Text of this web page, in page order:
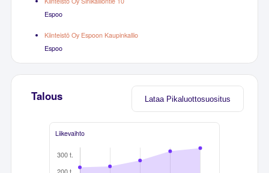
Espoo
Kiinteistö Oy Espoon Kaupinkallio
Espoo
Lataa Pikaluottosuositus
Talous
Liikevaihto